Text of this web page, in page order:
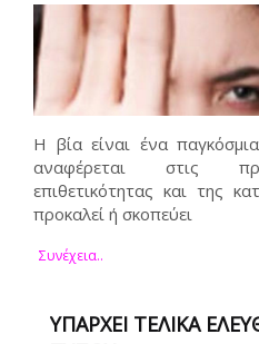
Η βία είναι ένα
αναφέρεται στις
επιθετικότητας και της
προκαλεί ή σκοπεύει
Συνέχεια..
ΥΠΆΡΧΕΙ ΤΕΛΙΚΆ